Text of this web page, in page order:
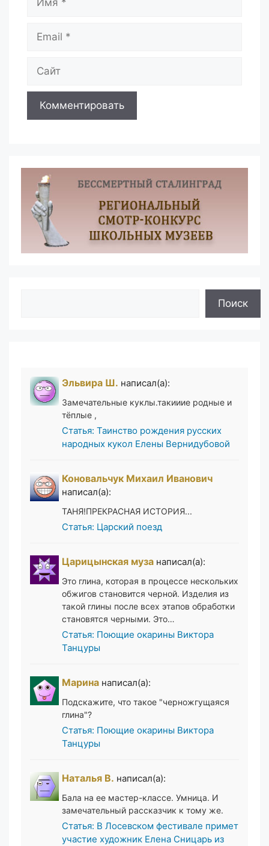
Поиск
Эльвира Ш. написал(а):
Замечательные куклы.такииие родные и
тёплые ,
Статья: Таинство рождения русских
народных кукол Елены Вернидубовой
Коновальчук Михаил Иванович
написал(а):
ТАНЯ!ПРЕКРАСНАЯ ИСТОРИЯ...
Статья: Царский поезд
Царицынская муза написал(а):
Это глина, которая в процессе нескольких
обжигов становится черной. Изделия из
такой глины после всех этапов обработки
становятся черными. Это…
Статья: Поющие окарины Виктора
Танцуры
Марина написал(а):
Подскажите, что такое "черножгущаяся
глина"?
Статья: Поющие окарины Виктора
Танцуры
Наталья В. написал(а):
Бала на ее мастер-классе. Умница. И
замечательный рассказчик к тому же.
Статья: В Лосевском фестивале примет
участие художник Елена Сницарь из